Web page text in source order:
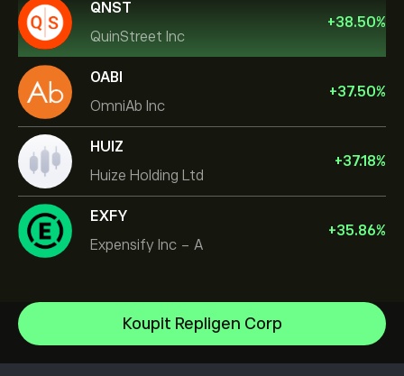
QNST
QuinStreet Inc
+38.50%
OABI
OmniAb Inc
+37.50%
HUIZ
Huize Holding Ltd
+37.18%
EXFY
Expensify Inc - A
+35.86%
Koupit Repligen Corp
Micron Technology, Inc.
Vistra Corp